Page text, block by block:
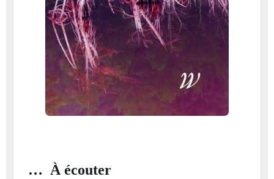
… À écouter